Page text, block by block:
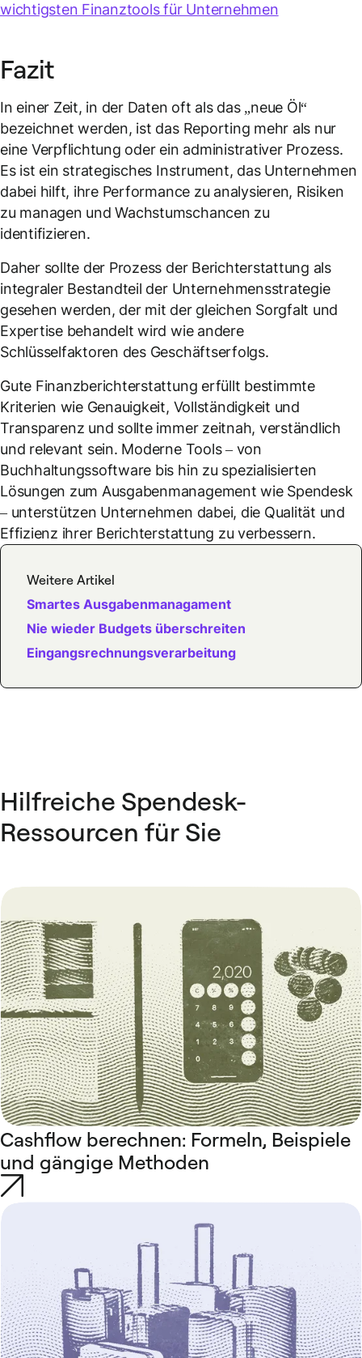
wichtigsten Finanztools für Unternehmen
Fazit
In einer Zeit, in der Daten oft als das „neue Öl“
bezeichnet werden, ist das Reporting mehr als nur
eine Verpflichtung oder ein administrativer Prozess.
Es ist ein strategisches Instrument, das Unternehmen
dabei hilft, ihre Performance zu analysieren, Risiken
zu managen und Wachstumschancen zu
identifizieren.
Daher sollte der Prozess der Berichterstattung als
integraler Bestandteil der Unternehmensstrategie
gesehen werden, der mit der gleichen Sorgfalt und
Expertise behandelt wird wie andere
Schlüsselfaktoren des Geschäftserfolgs.
Gute Finanzberichterstattung erfüllt bestimmte
Kriterien wie Genauigkeit, Vollständigkeit und
Transparenz und sollte immer zeitnah, verständlich
und relevant sein. Moderne Tools – von
Buchhaltungssoftware bis hin zu spezialisierten
Lösungen zum Ausgabenmanagement wie Spendesk
– unterstützen Unternehmen dabei, die Qualität und
Effizienz ihrer Berichterstattung zu verbessern.
Weitere Artikel
Smartes Ausgabenmanagament
Nie wieder Budgets überschreiten
Eingangsrechnungsverarbeitung
Hilfreiche Spendesk-
Ressourcen für Sie
Cashflow berechnen: Formeln, Beispiele
und gängige Methoden